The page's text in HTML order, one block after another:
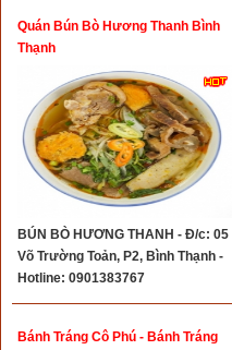
Quán Bún Bò Hương Thanh Bình
Thạnh
BÚN BÒ HƯƠNG THANH - Đ/c: 05
Võ Trường Toản, P2, Bình Thạnh -
Hotline: 0901383767
Bánh Tráng Cô Phú - Bánh Tráng